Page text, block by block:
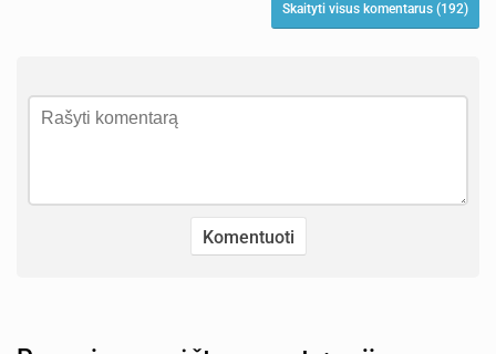
Skaityti visus komentarus (192)